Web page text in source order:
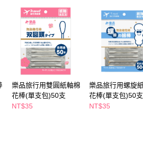
同意取消之訂單仍視為有效，需透過AFTEE先享
先享後付 」之結帳頁面顯示為準，若有關於
消欲退款等相關疑問，請聯繫「AFTEE先享後付
support/home
限公司提供之「AFTEE先享後付」服務完成之交
公司。
，請瀏覽以下網址：
含以上)免運費
含以上)免運費
含以上)免運費
含以上)免運費
樂品旅行用雙圓紙軸棉
花棒(單支包)50支
NT$35
樂品旅行用螺旋
花棒(單支包)50
裝隨機出貨)
NT$35